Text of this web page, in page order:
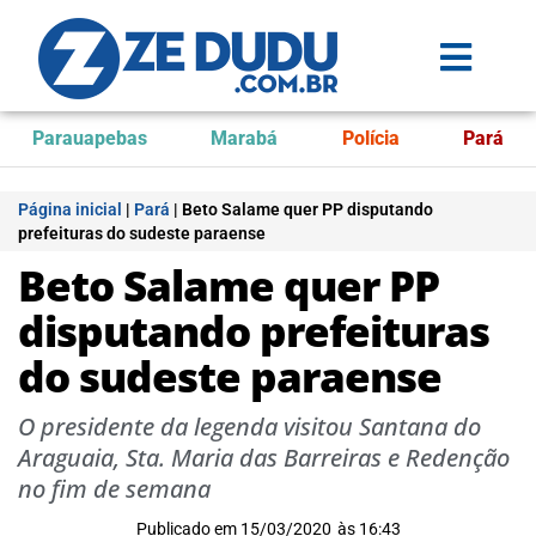
Parauapebas Marabá Polícia Pará
Página inicial | Pará | Beto Salame quer PP disputando
prefeituras do sudeste paraense
Beto Salame quer PP
disputando prefeituras
do sudeste paraense
O presidente da legenda visitou Santana do
Araguaia, Sta. Maria das Barreiras e Redenção
no fim de semana
Publicado em 15/03/2020 às 16:43